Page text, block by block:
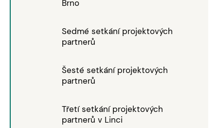
Brno
Sedmé setkání projektových
partnerů
Šesté setkání projektových
partnerů
Třetí setkání projektových
partnerů v Linci